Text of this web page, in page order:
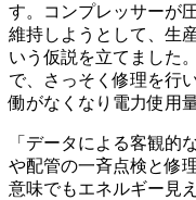
す。コンプレッサーが
維持しようとして、生
いう仮説を立てました
で、さっそく修理を行
働がなくなり電力使用
「データによる客観的
や配管の一斉点検と修
意味でもエネルギー見